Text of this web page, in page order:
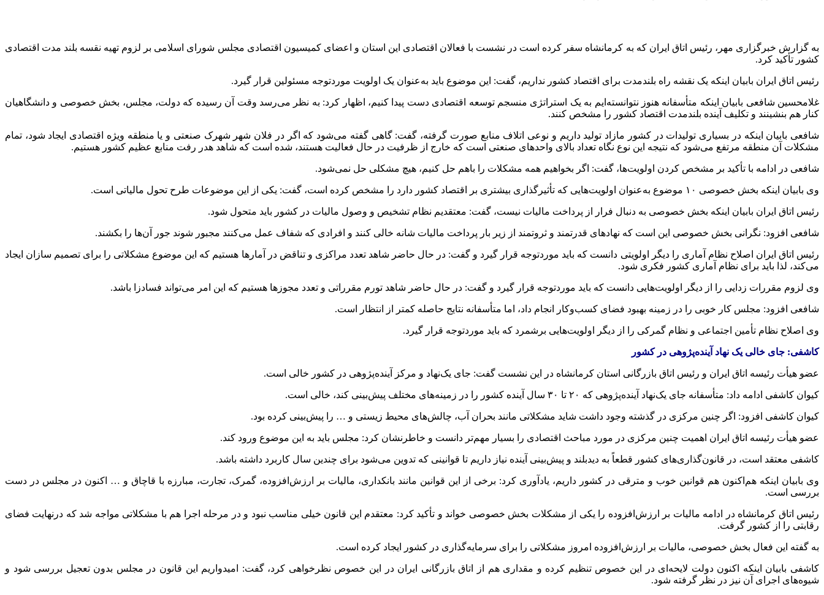
به گزارش خبرگزاری مهر، رئیس اتاق ایران که به کرمانشاه سفر کرده است در نشست با فعالان اقتصادی این استان و اعضای کمیسیون اقتصادی مجلس شورای اسلامی بر لزوم تهیه نقسه بلند مدت اقتصادی
کشور تأکید کرد.
رئیس اتاق ایران بابیان اینکه یک نقشه راه بلندمدت برای اقتصاد کشور نداریم، گفت: این موضوع باید به‌عنوان یک اولویت موردتوجه مسئولین قرار گیرد.
غلامحسین شافعی بابیان اینکه متأسفانه هنوز نتوانسته‌ایم به یک استراتژی منسجم توسعه اقتصادی دست پیدا کنیم، اظهار کرد: به نظر می‌رسد وقت آن رسیده که دولت، مجلس، بخش خصوصی و دانشگاهیان
کنار هم بنشینند و تکلیف آینده بلندمدت اقتصاد کشور را مشخص کنند.
شافعی بابیان اینکه در بسیاری تولیدات در کشور مازاد تولید داریم و نوعی اتلاف منابع صورت گرفته، گفت: گاهی گفته می‌شود که اگر در فلان شهر شهرک صنعتی و یا منطقه ویژه اقتصادی ایجاد شود، تمام
مشکلات آن منطقه مرتفع می‌شود که نتیجه این نوع نگاه تعداد بالای واحدهای صنعتی است که خارج از ظرفیت در حال فعالیت هستند، شده است که شاهد هدر رفت منابع عظیم کشور هستیم.
شافعی در ادامه با تأکید بر مشخص کردن اولویت‌ها، گفت: اگر بخواهیم همه مشکلات را باهم حل کنیم، هیچ مشکلی حل نمی‌شود.
وی بابیان اینکه بخش خصوصی ۱۰ موضوع به‌عنوان اولویت‌هایی که تأثیرگذاری بیشتری بر اقتصاد کشور دارد را مشخص کرده است، گفت: یکی از این موضوعات طرح تحول مالیاتی است.
رئیس اتاق ایران بابیان اینکه بخش خصوصی به دنبال فرار از پرداخت مالیات نیست، گفت: معتقدیم نظام تشخیص و وصول مالیات در کشور باید متحول شود.
شافعی افزود: نگرانی بخش خصوصی این است که نهادهای قدرتمند و ثروتمند از زیر بار پرداخت مالیات شانه خالی کنند و افرادی که شفاف عمل می‌کنند مجبور شوند جور آن‌ها را بکشند.
رئیس اتاق ایران اصلاح نظام آماری را دیگر اولویتی دانست که باید موردتوجه قرار گیرد و گفت: در حال حاضر شاهد تعدد مراکزی و تناقض در آمارها هستیم که این موضوع مشکلاتی را برای تصمیم سازان ایجاد
می‌کند، لذا باید برای نظام آماری کشور فکری شود.
وی لزوم مقررات زدایی را از دیگر اولویت‌هایی دانست که باید موردتوجه قرار گیرد و گفت: در حال حاضر شاهد تورم مقرراتی و تعدد مجوزها هستیم که این امر می‌تواند فسادزا باشد.
شافعی افزود: مجلس کار خوبی را در زمینه بهبود فضای کسب‌وکار انجام داد، اما متأسفانه نتایج حاصله کمتر از انتظار است.
وی اصلاح نظام تأمین اجتماعی و نظام گمرکی را از دیگر اولویت‌هایی برشمرد که باید موردتوجه قرار گیرد.
کاشفی: جای خالی یک نهاد آینده‌پژوهی در کشور
عضو هیأت رئیسه اتاق ایران و رئیس اتاق بازرگانی استان کرمانشاه در این نشست گفت: جای یک‌نهاد و مرکز آینده‌پژوهی در کشور خالی است.
کیوان کاشفی ادامه داد: متأسفانه جای یک‌نهاد آینده‌پژوهی که ۲۰ تا ۳۰ سال آینده کشور را در زمینه‌های مختلف پیش‌بینی کند، خالی است.
کیوان کاشفی افزود: اگر چنین مرکزی در گذشته وجود داشت شاید مشکلاتی مانند بحران آب، چالش‌های محیط زیستی و … را پیش‌بینی کرده بود.
عضو هیأت رئیسه اتاق ایران اهمیت چنین مرکزی در مورد مباحث اقتصادی را بسیار مهم‌تر دانست و خاطرنشان کرد: مجلس باید به این موضوع ورود کند.
کاشفی معتقد است، در قانون‌گذاری‌های کشور قطعاً به دیدبلند و پیش‌بینی آینده نیاز داریم تا قوانینی که تدوین می‌شود برای چندین سال کاربرد داشته باشد.
وی بابیان اینکه هم‌اکنون هم قوانین خوب و مترقی در کشور داریم، یادآوری کرد: برخی از این قوانین مانند بانکداری، مالیات بر ارزش‌افزوده، گمرک، تجارت، مبارزه با قاچاق و … اکنون در مجلس در دست
بررسی است.
رئیس اتاق کرمانشاه در ادامه مالیات بر ارزش‌افزوده را یکی از مشکلات بخش خصوصی خواند و تأکید کرد: معتقدم این قانون خیلی مناسب نبود و در مرحله اجرا هم با مشکلاتی مواجه شد که درنهایت فضای
رقابتی را از کشور گرفت.
به گفته این فعال بخش خصوصی، مالیات بر ارزش‌افزوده امروز مشکلاتی را برای سرمایه‌گذاری در کشور ایجاد کرده است.
کاشفی بابیان اینکه اکنون دولت لایحه‌ای در این خصوص تنظیم کرده و مقداری هم از اتاق بازرگانی ایران در این خصوص نظرخواهی کرد، گفت: امیدواریم این قانون در مجلس بدون تعجیل بررسی شود و
شیوه‌های اجرای آن نیز در نظر گرفته شود.